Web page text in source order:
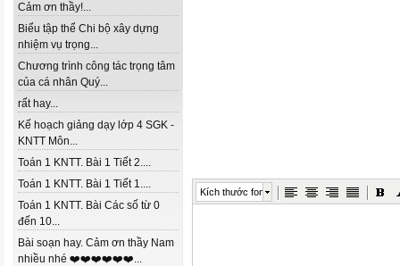
Cảm ơn thầy!...
Biểu tập thể Chi bộ xây dựng
nhiệm vụ trọng...
Chương trình công tác trọng tâm
của cá nhân Quý...
rất hay...
Kế hoạch giảng dạy lớp 4 SGK -
KNTT Môn...
Toán 1 KNTT. Bài 1 Tiết 2....
Toán 1 KNTT. Bài 1 Tiết 1....
Toán 1 KNTT. Bài Các số từ 0
đến 10...
Bài soạn hay. Cảm ơn thầy Nam
nhiều nhé ❤️❤️❤️❤️❤️❤️...
Kích thước font